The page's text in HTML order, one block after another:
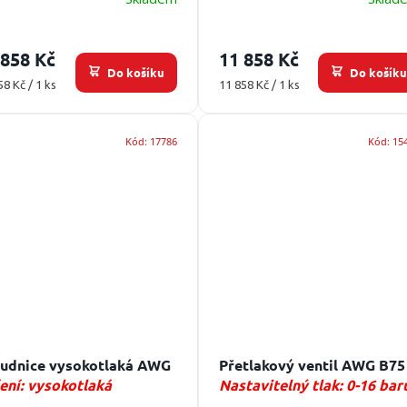
Kč
Kč / 1 ks
Do košíku
11 858 Kč
Měrná
11 858 Kč / 1 ks
Do košíku
vysokotlaká AWG
vysokotlaká
Kód: 17786
Přetlakový ventil AWG B75
Nastavitelný tlak: 0-16
Kód: